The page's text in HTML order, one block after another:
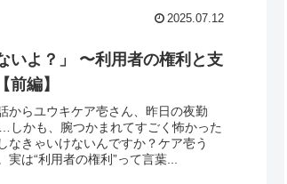
2025.07.12
いよ？」 〜利用者の権利と支
前編】
からユウキケア壱さん、昨日の夜勤
しかも、腕つかまれてすごく怖かった
きゃいけないんですか？ケア壱う
は“利用者の権利”って言葉...